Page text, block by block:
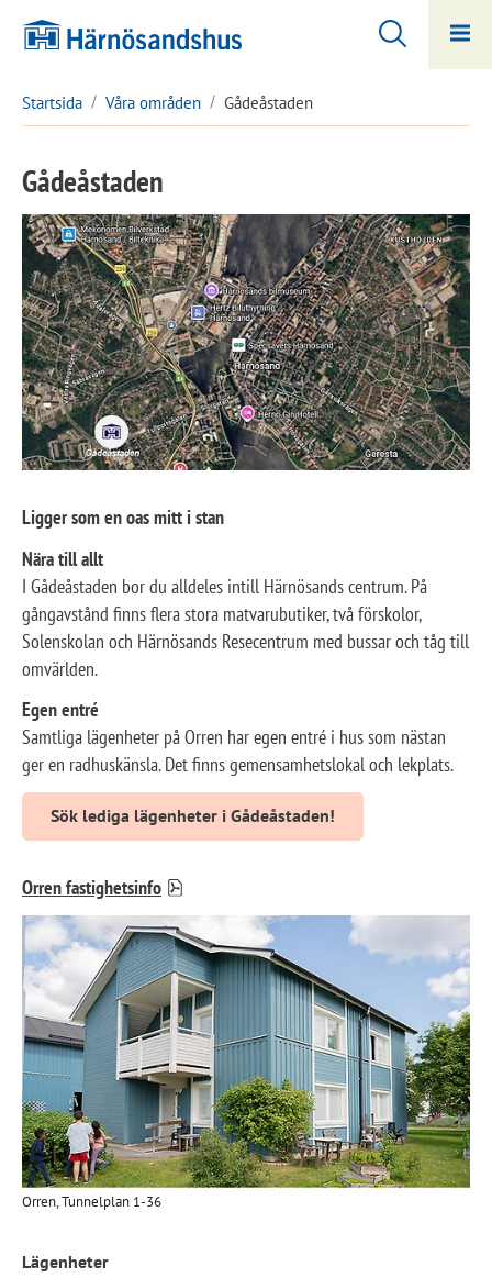
Startsida Våra områden Gådeåstaden
Gådeåstaden
Ligger som en oas mitt i stan
Nära till allt
I Gådeåstaden bor du alldeles intill Härnösands centrum. På
gångavstånd finns flera stora matvarubutiker, två förskolor,
Solenskolan och Härnösands Resecentrum med bussar och tåg till
omvärlden.
Egen entré
Samtliga lägenheter på Orren har egen entré i hus som nästan
ger en radhuskänsla. Det finns gemensamhetslokal och lekplats.
Sök lediga lägenheter i Gådeåstaden!
Orren fastighetsinfo
Orren, Tunnelplan 1-36
Lägenheter